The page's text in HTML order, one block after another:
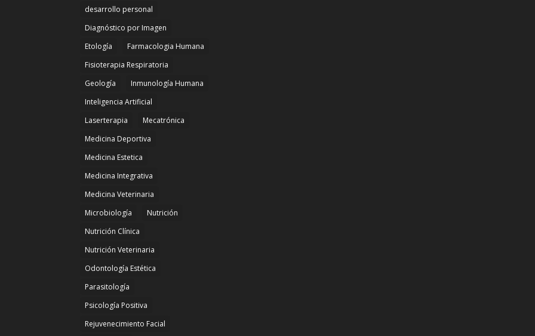
desarrollo personal
Diagnóstico por Imagen
Etología
Farmacologia Humana
Fisioterapia Respiratoria
Geología
Inmunología Humana
Inteligencia Artificial
Laserterapia
Mecatrónica
Medicina Deportiva
Medicina Estetica
Medicina Integrativa
Medicina Veterinaria
Microbiología
Nutrición
Nutrición Clínica
Nutrición Veterinaria
Odontología Estética
Parasitología
Psicología Positiva
Rejuvenecimiento Facial